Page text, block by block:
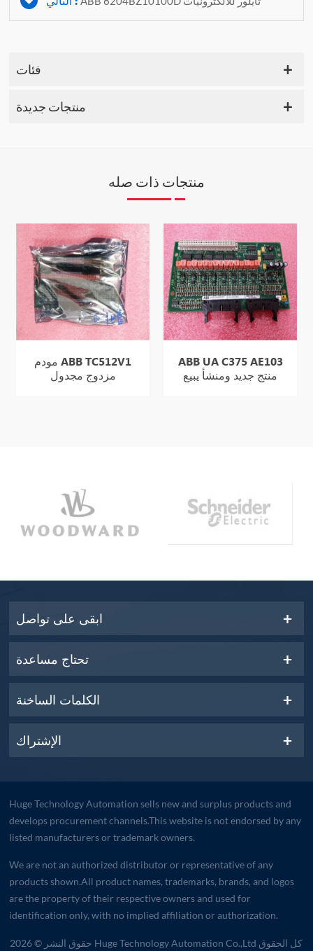
فئات
منتجات جديدة
منتجات ذات صله
مودم ABB TC512V1
مزدوج مجدول
ABB UA C375 AE103
منتج جديد ومنشأ يبيع
ابقى على تواصل
تحتاج مساعدة
الكلمات الساخنة
الإشتراك
Huge Technology Automation sells new and surplus products and
develops procurement channels.This website is not endorsed by any
listed manufacturers or trademark owners.
We are not an authorized distributor or representative of any
products shown.All product names, trademarks, brands, and logos
are the property of their respective owners and used for
identification only, with no implied affiliation or authorization.
حقوق النشر © 2026 Huge Technology Automation Co.,Ltd كل الحقوق